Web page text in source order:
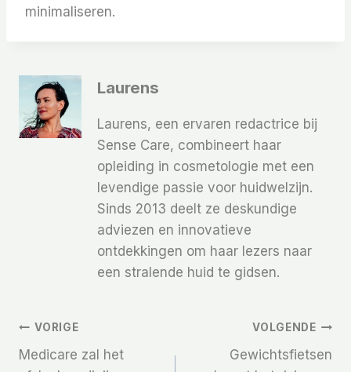
minimaliseren.
Laurens
Laurens, een ervaren redactrice bij
Sense Care, combineert haar
opleiding in cosmetologie met een
levendige passie voor huidwelzijn.
Sinds 2013 deelt ze deskundige
adviezen en innovatieve
ontdekkingen om haar lezers naar
een stralende huid te gidsen.
Bericht
VORIGE
Medicare zal het
VOLGENDE
Gewichtsfietsen